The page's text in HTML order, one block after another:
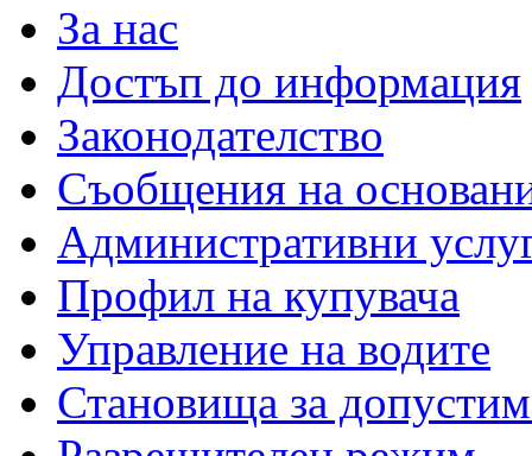
За нас
Достъп до информация
Законодателство
Съобщения на
Административни
Профил на купувача
Управление на водите
Становища за